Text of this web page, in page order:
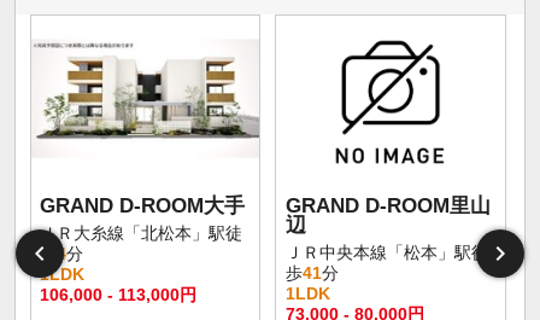
GRAND D-ROOM大手
ＪＲ大糸線「北松本」駅徒
歩
4分
1LDK
106,000 - 113,000円
GRAND D-ROOM里山
辺
ＪＲ中央本線「松本」駅徒
歩41分
1LDK
73,000 - 80,000円